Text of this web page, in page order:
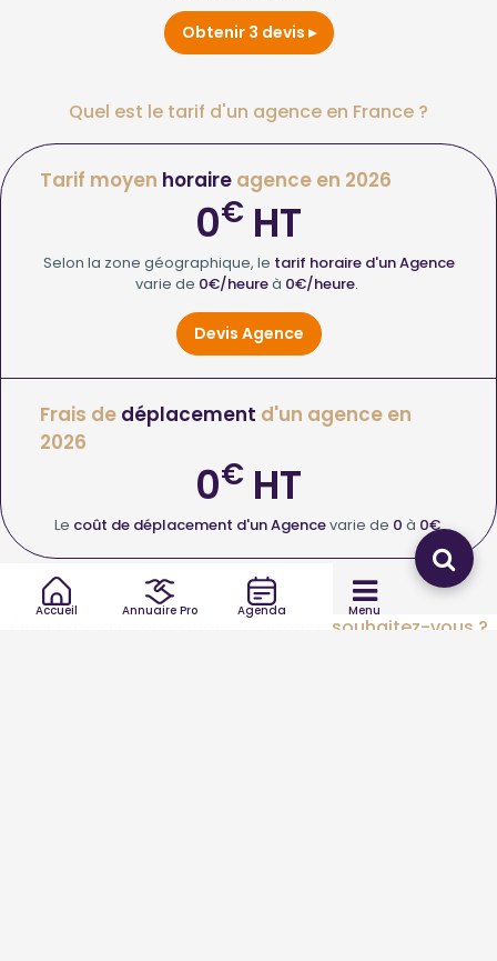
Accueil Annuaire Pro Agenda Menu
Obtenir 3 devis
Quel est le tarif d'un agence en France ?
Tarif moyen horaire agence en 2026
0€ HT
Selon la zone géographique, le tarif horaire d'un Agence
varie de 0€/heureà 0€/heure.
Devis Agence
Frais de déplacement d'un agence en
2026
0€ HT
Le coût de déplacement d'un Agencevarie de 0 à 0€.
Quel type d’intervention de agence souhaitez-vous ?